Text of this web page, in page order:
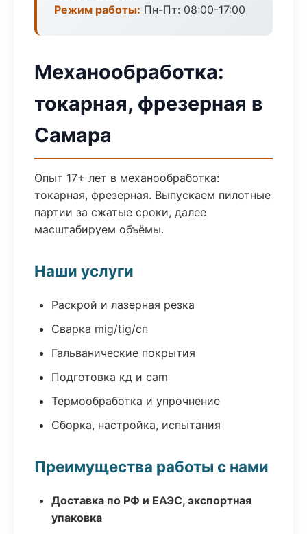
Режим работы: Пн-Пт: 08:00-17:00
Механообработка:
токарная, фрезерная в
Самара
Опыт 17+ лет в механообработка:
токарная, фрезерная. Выпускаем пилотные
партии за сжатые сроки, далее
масштабируем объёмы.
Наши услуги
Раскрой и лазерная резка
Сварка mig/tig/сп
Гальванические покрытия
Подготовка кд и cam
Термообработка и упрочнение
Сборка, настройка, испытания
Преимущества работы с нами
Доставка по РФ и ЕАЭС, экспортная
упаковка